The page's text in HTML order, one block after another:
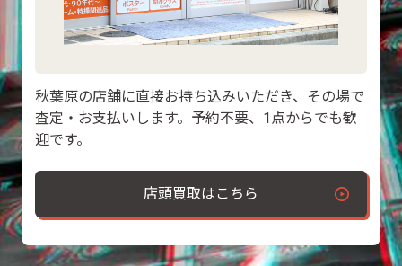
秋葉原の店舗に直接お持ち込みいただき、その場で
査定・お支払いします。予約不要、1点からでも歓
迎です。
店頭買取はこちら